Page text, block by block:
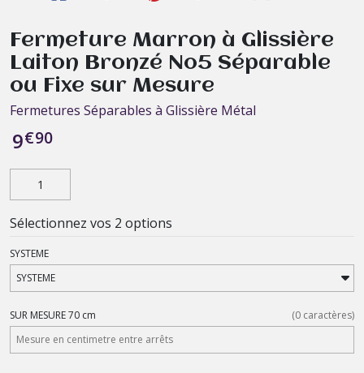
Fermeture Marron à Glissière
Laiton Bronzé No5 Séparable
ou Fixe sur Mesure
Fermetures Séparables à Glissière Métal
9€90
Sélectionnez vos 2 options
SYSTEME
SUR MESURE 70 cm (0 caractères)